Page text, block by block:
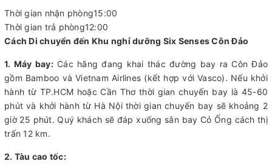
Thời gian nhận phòng15:00
Thời gian trả phòng12:00
Cách Di chuyển đến Khu nghỉ dưỡng Six Senses Côn Đảo
1. Máy bay:Các hãng đang khai thác đường bay ra Côn Đảo
gồm Bamboo và Vietnam Airlines (kết hợp với Vasco). Nếu khởi
hành từ TP.HCM hoặc Cần Thơ thời gian chuyến bay là 45-60
phút và khởi hành từ Hà Nội thời gian chuyến bay sẽ khoảng 2
giờ 25 phút. Quý khách sẽ đáp xuống sân bay Cỏ Ống cách thị
trấn 12 km.
2. Tàu cao tốc: